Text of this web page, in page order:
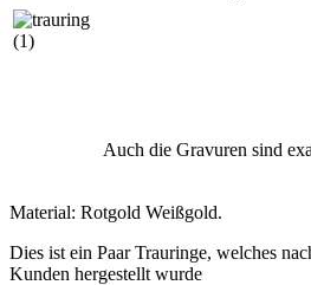
Auch die Gravuren sind
Material: Rotgold Weißgold.
Dies ist ein Paar Trauringe, welches
Kunden hergestellt wurde